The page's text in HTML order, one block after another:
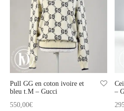
Pull GG en coton ivoire et
bleu t.M – Gucci
550,00€
–
Laurent